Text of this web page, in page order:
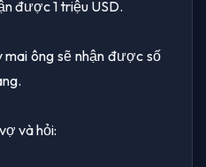
được 1 triệu USD.
ông sẽ nhận được số
và hỏi: